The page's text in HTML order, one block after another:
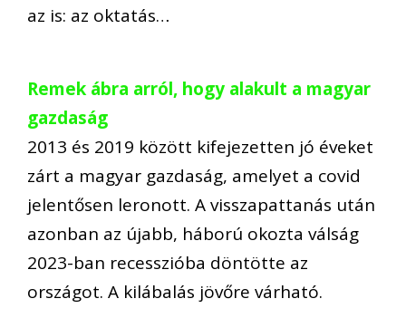
az is: az oktatás…
Remek ábra arról, hogy alakult a magyar
gazdaság
2013 és 2019 között kifejezetten jó éveket
zárt a magyar gazdaság, amelyet a covid
jelentősen leronott. A visszapattanás után
azonban az újabb, háború okozta válság
2023-ban recesszióba döntötte az
országot. A kilábalás jövőre várható.